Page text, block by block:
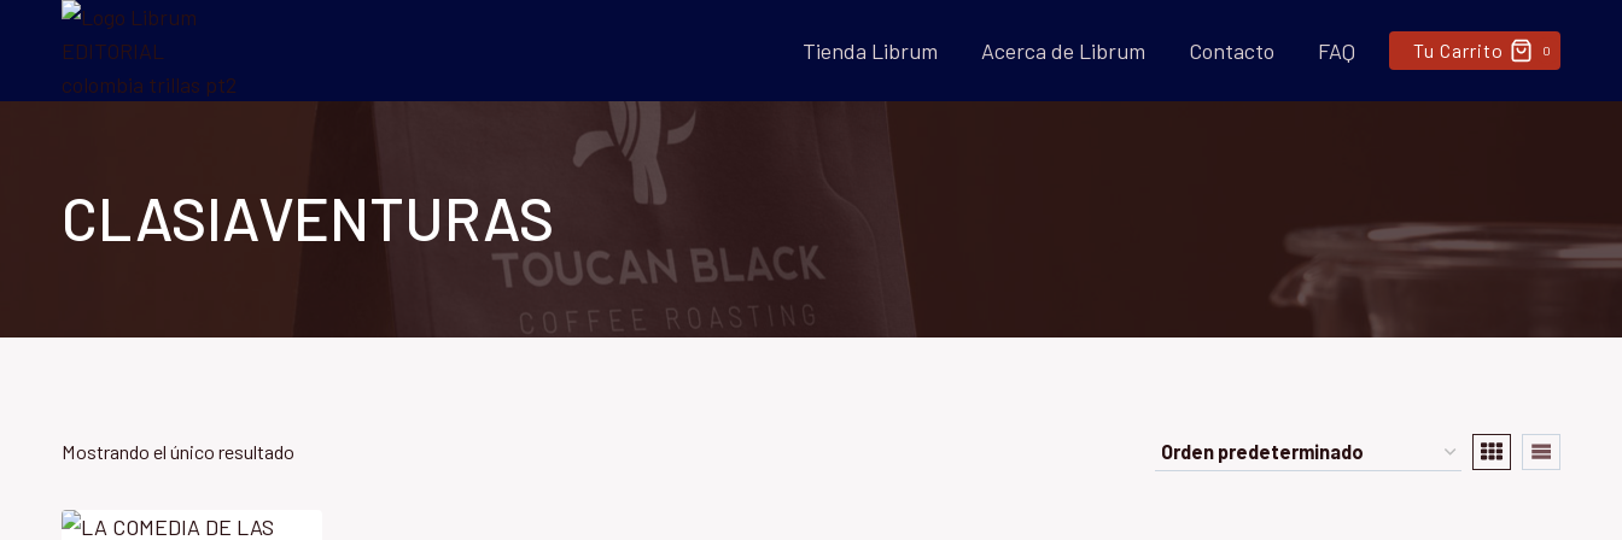
contenido
Tienda Librum Acerca de Librum Contacto FAQ Tu Carrito 0
CLASIAVENTURAS
Mostrando el único resultado